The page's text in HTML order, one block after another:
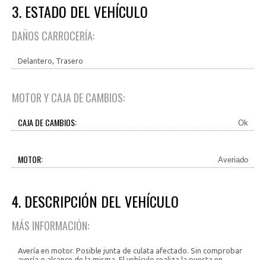
3. ESTADO DEL VEHÍCULO
DAÑOS CARROCERÍA:
Delantero, Trasero
MOTOR Y CAJA DE CAMBIOS:
CAJA DE CAMBIOS: Ok
MOTOR: Averiado
4. DESCRIPCIÓN DEL VEHÍCULO
MÁS INFORMACIÓN:
Avería en motor. Posible junta de culata afectado. Sin comprobar